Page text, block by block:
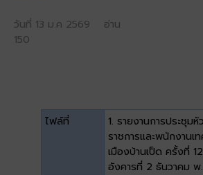
วันที่ 13 ม.ค 2569 อ่าน
150
ไฟล์ที่
1. รายงานการประชุม
ราชการและพนักงานเ
เมืองบ้านเป็ด ครั้งที่
อังคารที่ 2 ธันวาคม